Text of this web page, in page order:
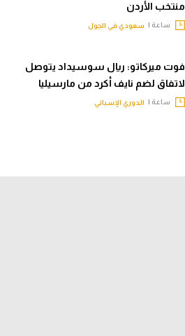
منتخب الأردن
ساعة | سعودي في الجول
فوت ميركاتو: ريال سوسيداد يتوصل
لاتفاق لضم نايف أكرد من مارسيليا
ساعة | الدوري الإسباني